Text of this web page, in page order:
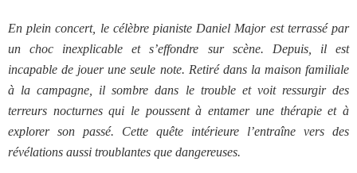
En plein concert, le célèbre pianiste Daniel Major est terrassé par
un choc inexplicable et s’effondre sur scène. Depuis, il est
incapable de jouer une seule note. Retiré dans la maison familiale
à la campagne, il sombre dans le trouble et voit ressurgir des
terreurs nocturnes qui le poussent à entamer une thérapie et à
explorer son passé. Cette quête intérieure l’entraîne vers des
révélations aussi troublantes que dangereuses.